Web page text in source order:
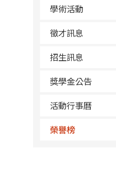
學術活動
徵才訊息
招生訊息
獎學金公告
活動行事曆
榮譽榜